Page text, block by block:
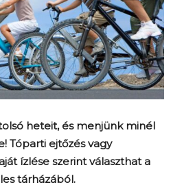
heteit, és menjünk minél
Tóparti ejtőzés vagy
ízlése szerint választhat a
tárházából.